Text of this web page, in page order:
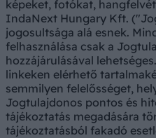
képeket, fotókat,
IndaNext Hungary Kft.
jogosultsága alá esnek.
felhasználása csak a
hozzájárulásával
linkeken elérhető
semmilyen felelősséget,
Jogtulajdonos pontos és
tájékoztatás megadására
tájékoztatásból fakadó